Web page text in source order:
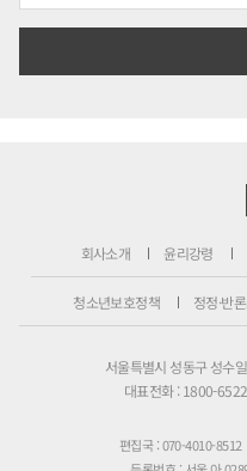
회사소개 윤리강령
청소년보호정책 정정·반
서울특별시 성동구 성수
대표전화 : 1800-6522
편집국 : 070-4010-8512